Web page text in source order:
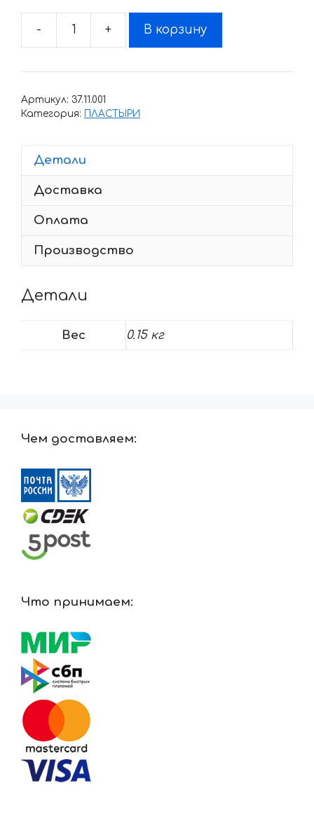
-
Количество
цвета
+ В корзину
Артикул: 37.11.001
Категория: ПЛАСТЫРИ
Детали
Доставка
Оплата
Производство
Детали
Вес 0.15 кг
Чем доставляем:
Что принимаем: